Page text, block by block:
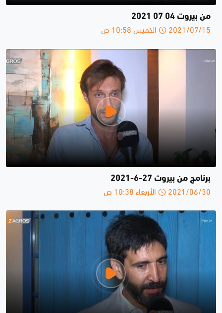
من بيروت 04 07 2021
2021/07/15 الخميس 10:58 ص
برنامج من بيروت 27-6-2021
2021/06/30 الأربعاء 10:38 ص